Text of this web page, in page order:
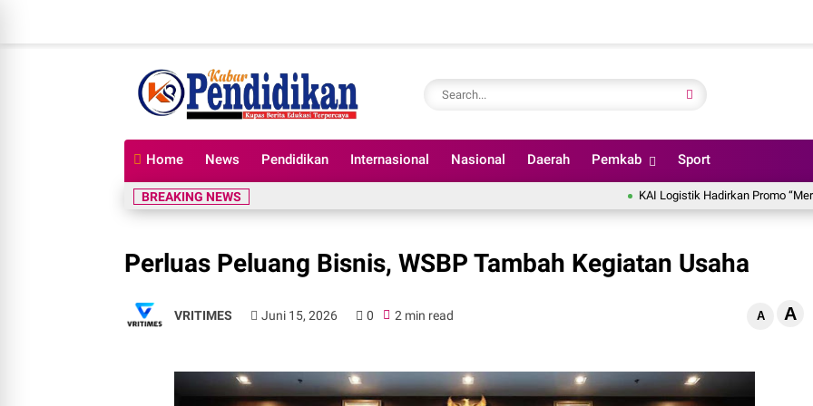
Home News Pendidikan Internasional Nasional Daerah Pemkab Sport
BREAKING NEWS KAI Logistik Hadirkan Promo “Merdeka
Perluas Peluang Bisnis, WSBP Tambah Kegiatan Usaha
VRITIMES Juni 15, 2026 0 2 min read A A